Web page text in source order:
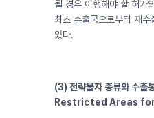
될 경우 이행해야 할 허가
최초 수출국으로부터 재
있다.
(3) 전략물자 종류와
Restricted Areas